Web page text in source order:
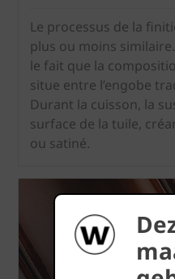
Le processus de la
plus ou moins
le fait que la
situe entre l’engobe
Durant la cuisson, la
surface de la tuile,
ou satiné.